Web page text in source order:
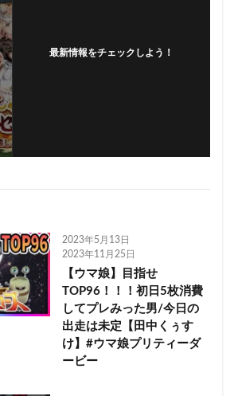
最新情報をチェックしよう！
2023年5月13日
2023年11月25日
【ウマ娘】目指せ
TOP96！！！初日5枚消費
してプレみった男/今日の
出走は未定【田中くぅす
け】#ウマ娘プリティーダ
ービー